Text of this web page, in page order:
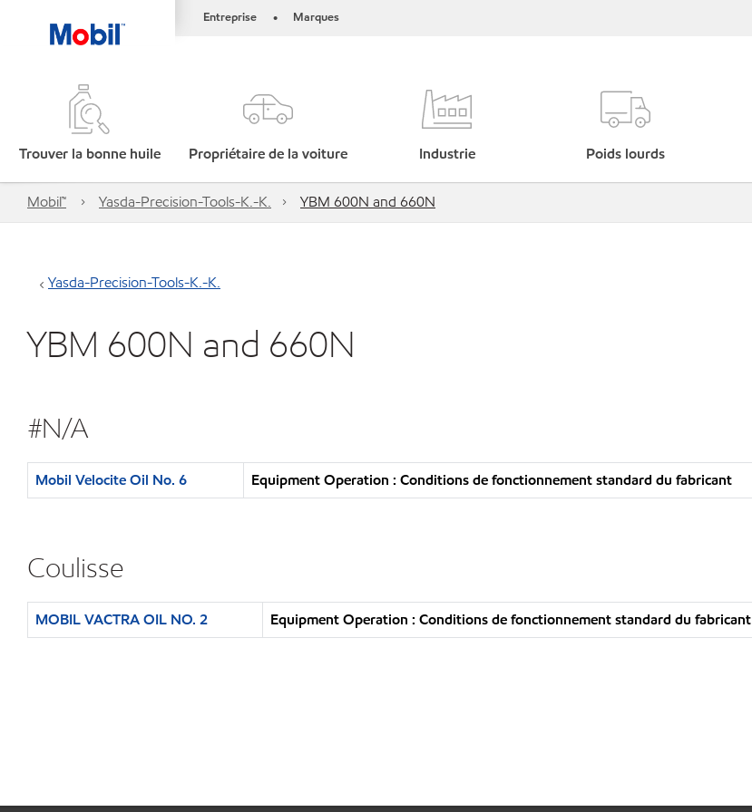
Entreprise • Marques
Trouver la bonne huile Propriétaire de la voiture Industrie Poids lourds
Mobil™ Yasda-Precision-Tools-K.-K. YBM 600N and 660N
Yasda-Precision-Tools-K.-K.
YBM 600N and 660N
#N/A
Mobil Velocite Oil No. 6 Equipment Operation : Conditions de fonctionnement standard du fabricant
Coulisse
MOBIL VACTRA OIL NO. 2 Equipment Operation : Conditions de fonctionnement standard du fabricant